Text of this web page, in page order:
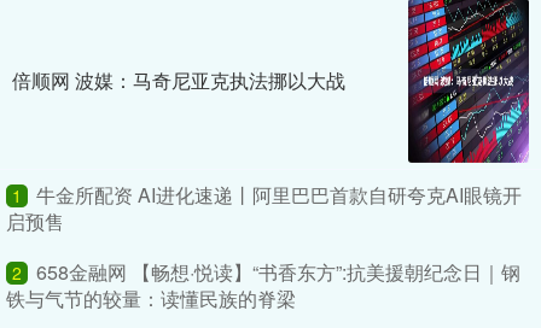
倍顺网 波媒：马奇尼亚克执法挪以大战
1
牛金所配资 AI进化速递丨阿里巴巴首款自研夸克AI眼镜开
启预售
2
658金融网 【畅想·悦读】“书香东方”:抗美援朝纪念日｜钢
铁与气节的较量：读懂民族的脊梁